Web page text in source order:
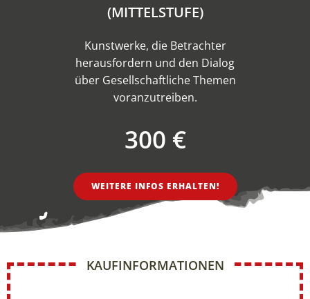
(MITTELSTUFE)
Kunstwerke, die Betrachter
herausfordern und den Dialog
über Gesellschaftliche Themen
voranzutreiben.
300 €
WEITERE INFOS ERHALTEN!
KAUFINFORMATIONEN